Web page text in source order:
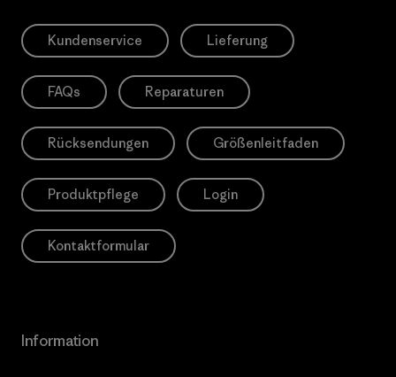
Kundenservice Lieferung
FAQs Reparaturen
Rücksendungen Größenleitfaden
Produktpflege Login
Kontaktformular
Information